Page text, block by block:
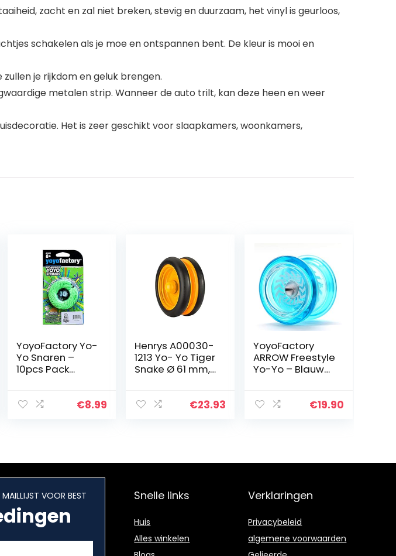
zacht en zal niet breken, stevig en duurzaam, het vinyl is geurloos,
schakelen als je moe en ontspannen bent. De kleur is mooi en
zullen je rijkdom en geluk brengen.
metalen strip. Wanneer de auto trilt, kan deze heen en weer
Het is zeer geschikt voor slaapkamers, woonkamers,
YoyoFactory Yo-
Yo Snaren –
10pcs Pack
Works With All
€8.99
Henrys A00030-
1213 Yo- Yo Tiger
Snake Ø 61 mm,
(gesorteerde
€23.93
YoyoFactory
ARROW Freestyle
Yo-Yo – Blauw
jojo)
€19.90
VOOR BEST Snelle links
Huis
Alles winkelen
Verklaringen
Privacybeleid
algemene voorwaarden